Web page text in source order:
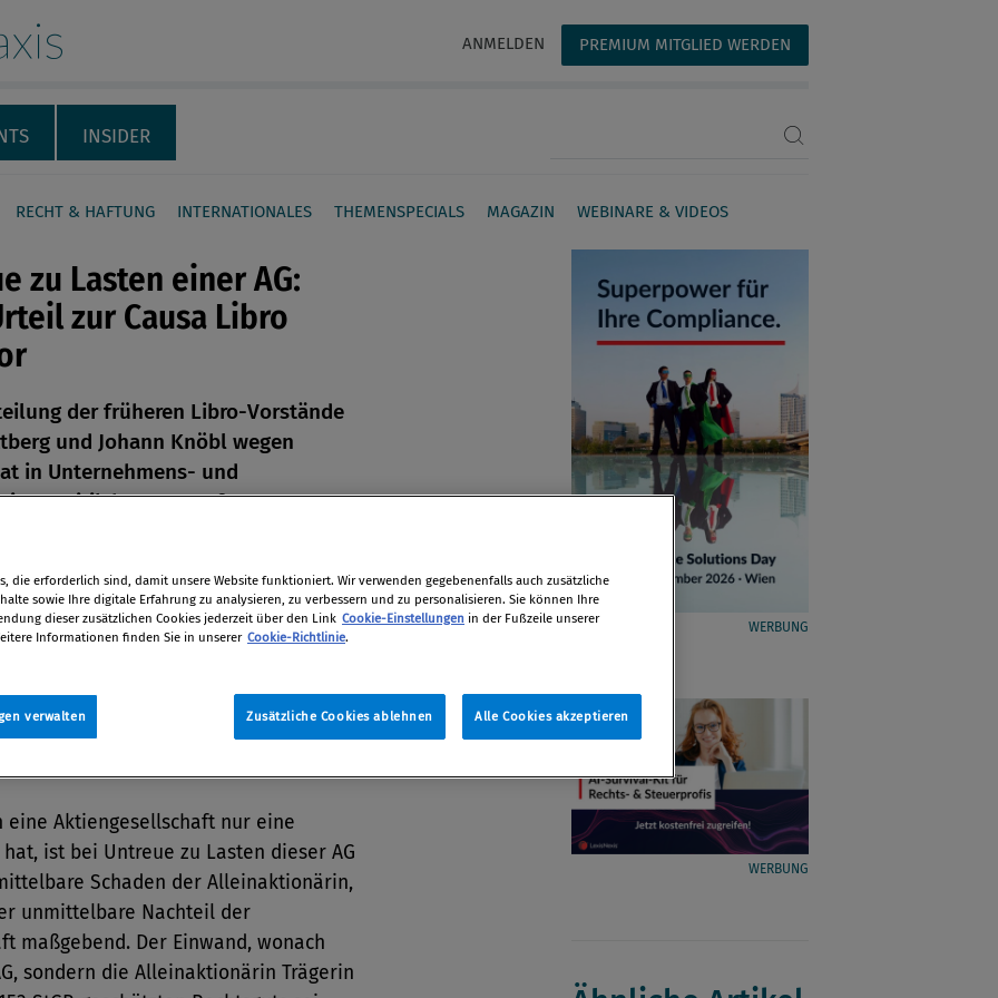
ANMELDEN PREMIUM MITGLIED WERDEN
INSIDER
RECHT & HAFTUNG INTERNATIONALES THEMENSPECIALS MAGAZIN WEBINARE & VIDEOS
zu Lasten einer AG:
zur Causa Libro
der früheren Libro-Vorstände
und Johann Knöbl wegen
in Unternehmens- und
Kritik hervorgerufen. Nun
zu dem Fall vor.
eine Aktiengesellschaft nur eine
ist bei Untreue zu Lasten dieser AG
Schaden der Alleinaktionärin,
unmittelbare Nachteil der
maßgebend. Der Einwand, wonach
sondern die Alleinaktionärin Trägerin
WERBUNG
WERBUNG
die erforderlich sind, damit unsere Website funktioniert. Wir verwenden gegebenenfalls auch zusätzliche
sowie Ihre digitale Erfahrung zu analysieren, zu verbessern und zu personalisieren. Sie können Ihre
dieser zusätzlichen Cookies jederzeit über den Link Cookie-Einstellungen in der Fußzeile unserer
Informationen finden Sie in unserer Cookie-Richtlinie.
Zusätzliche Cookies ablehnen Alle Cookies akzeptieren
verwalten